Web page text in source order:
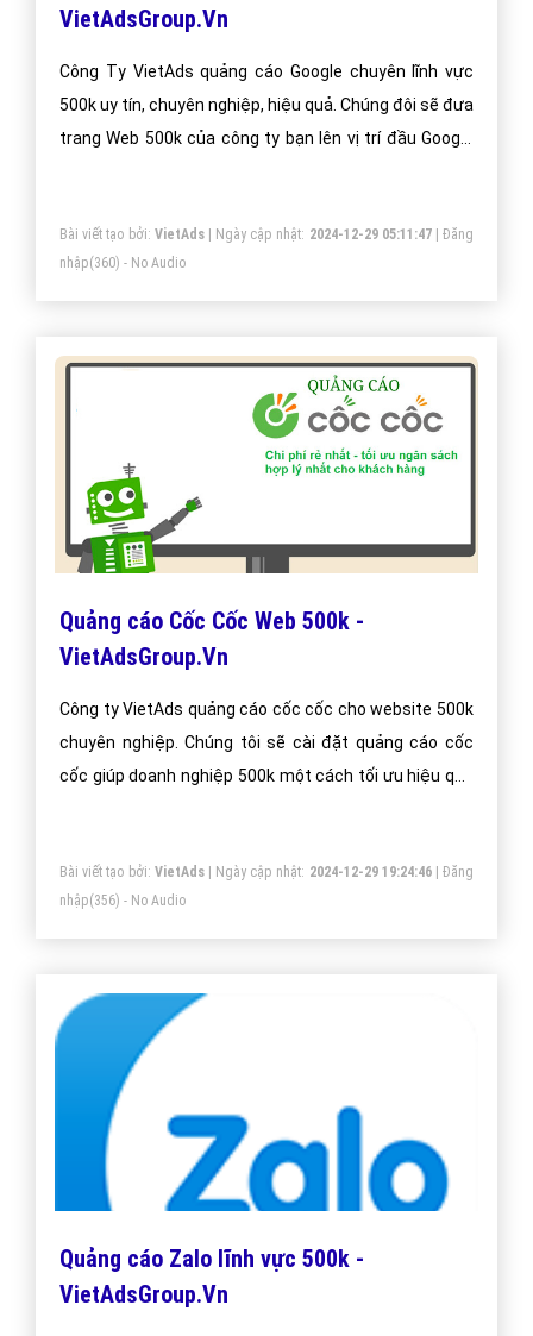
VietAdsGroup.Vn
Công Ty VietAds quảng cáo Google chuyên lĩnh vực
500k uy tín, chuyên nghiệp, hiệu quả. Chúng đôi sẽ đưa
trang Web 500k của công ty bạn lên vị trí đầu Google
Bài viết tạo bởi: VietAds| Ngày cập nhật: 2024-12-29 05:11:47|Đăng
nhập(360) - No Audio
Quảng cáo Cốc Cốc Web 500k -
VietAdsGroup.Vn
Công ty VietAds quảng cáo cốc cốc cho website 500k
chuyên nghiệp. Chúng tôi sẽ cài đặt quảng cáo cốc
cốc giúp doanh nghiệp 500k một cách tối ưu hiệu quả
Bài viết tạo bởi: VietAds| Ngày cập nhật: 2024-12-29 19:24:46|Đăng
nhập(356) - No Audio
Quảng cáo Zalo lĩnh vực 500k -
VietAdsGroup.Vn